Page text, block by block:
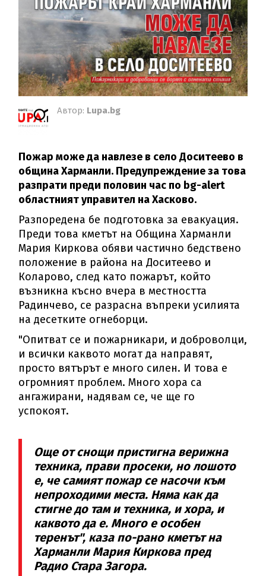
Автор: Lupa.bg
Пожар може да навлезе в село Доситеево в
община Харманли. Предупреждение за това
разпрати преди половин час по bg-alert
областният управител на Хасково.
Разпоредена бе подготовка за евакуация.
Преди това кметът на Община Харманли
Мария Киркова обяви частично бедствено
положение в района на Доситеево и
Коларово, след като пожарът, който
възникна късно вчера в местността
Радинчево, се разрасна въпреки усилията
на десетките огнеборци.
"Опитват се и пожарникари, и доброволци,
и всички каквото могат да направят,
просто вятърът е много силен. И това е
огромният проблем. Много хора са
ангажирани, надявам се, че ще го
успокоят.
Още от снощи пристигна верижна
техника, прави просеки, но лошото
е, че самият пожар се насочи към
непроходими места. Няма как да
стигне до там и техника, и хора, и
каквото да е. Много е особен
теренът", каза по-рано кметът на
Харманли Мария Киркова пред
Радио Стара Загора.